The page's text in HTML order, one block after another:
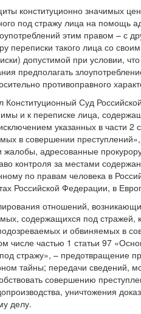
конституционно значимых
под стражу лица на помощь
этим правом – с
переписки такого лица со
допустимой при условии,
предполагать
противоправного
Суд
и к переписке лица,
указанных в части
в совершении
адресованные
контроля за местами
по правам человека в
Российской Федерации, в
отношений,
содержащихся под стражей,
и обвиняемых в
числе частью 1 статьи 97
стражу», – предотвращение
тайны; передачи сведений,
совершению
уничтожения
делу.